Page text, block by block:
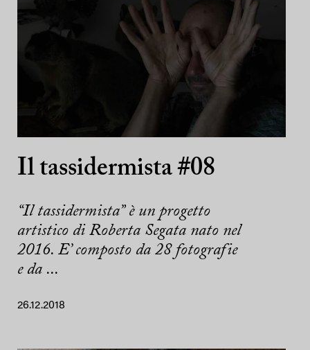
Il tassidermista #08
“Il tassidermista” è un progetto
artistico di Roberta Segata nato nel
2016. E’ composto da 28 fotografie
e da ...
26.12.2018